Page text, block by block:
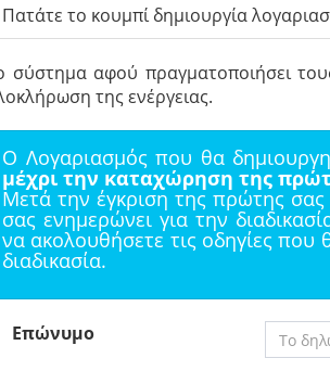
Πατάτε το κουμπί δημιουργία
σύστημα αφού πραγματοποιήσει
της ενέργειας.
Ο Λογαριασμός που θα
μέχρι την καταχώρηση της
Μετά την έγκριση της πρώτης
σας ενημερώνει για την
να ακολουθήσετε τις οδηγίες
διαδικασία.
Επώνυμο